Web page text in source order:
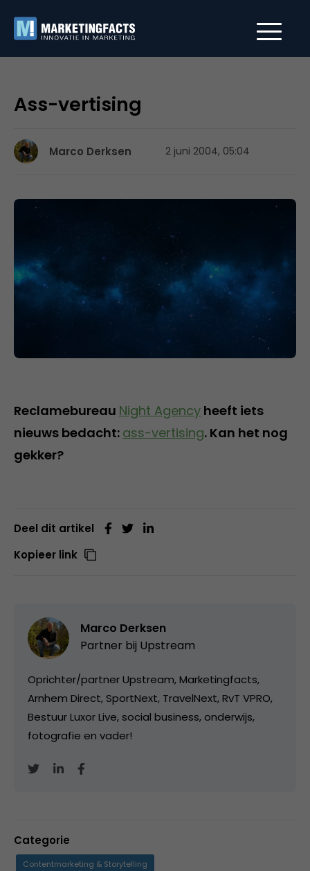
Ass-vertising
Marco Derksen 2 juni 2004, 05:04
Reclamebureau Night Agency heeft iets
nieuws bedacht: ass-vertising. Kan het nog
gekker?
Deel dit artikel
Kopieer link
Marco Derksen
Partner bij Upstream
Oprichter/partner Upstream, Marketingfacts,
Arnhem Direct, SportNext, TravelNext, RvT VPRO,
Bestuur Luxor Live, social business, onderwijs,
fotografie en vader!
Categorie
Contentmarketing & Storytelling